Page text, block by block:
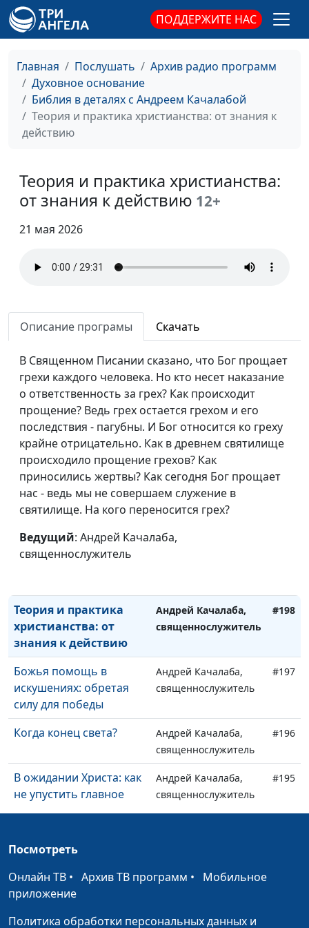
ПОДДЕРЖИТЕ НАС
Главная Послушать
Архив радио программ
Духовное основание
Библия в деталях с Андреем Качалабой
Теория и практика христианства: от знания к
действию
Теория и практика христианства:
от знания к действию 12+
21 мая 2026
Описание програмы Скачать
В Священном Писании сказано, что Бог прощает
грехи каждого человека. Но кто несет наказание
о ответственность за грех? Как происходит
прощение? Ведь грех остается грехом и его
последствия - пагубны. И Бог относится ко греху
крайне отрицательно. Как в древнем святилище
происходило прощение грехов? Как
приносились жертвы? Как сегодня Бог прощает
нас - ведь мы не совершаем служение в
святилище. На кого переносится грех?
Ведущий: Андрей Качалаба,
священнослужитель
Бог знает всё о тебе
Андрей Качалаба,
священнослужитель
#211
Жизнь научит
Андрей Качалаба,
#210
Кто такой праведник
Андрей Качалаба,
#209
веришь
священнослужитель
Библейское освещение
Андрей Качалаба,
священнослужитель
Андрей Качалаба,
священнослужитель
#204
Величайшая милость
Божья
Андрей Качалаба,
священнослужитель
#203
Попробуй не грешить
Андрей Качалаба,
священнослужитель
#202
Помоги мне забыть
Андрей Качалаба,
священнослужитель
#201
Плюсы промедления
Андрей Качалаба,
священнослужитель
Роль добрых дел
Теория и практика
христианства: от
знания к действию
Андрей Качалаба,
священнослужитель
#198
Божья помощь в
искушениях: обретая
силу для победы
Андрей Качалаба,
священнослужитель
#197
Когда конец света?
Андрей Качалаба,
священнослужитель
#196
В ожидании Христа: как
не упустить главное
Андрей Качалаба,
священнослужитель
#195
благословенной жизни
священнослужитель
Посмотреть
Онлайн ТВ • Архив ТВ программ • Мобильное
приложение
Политика обработки персональных данных и